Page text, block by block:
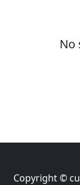
No
Copyright ©